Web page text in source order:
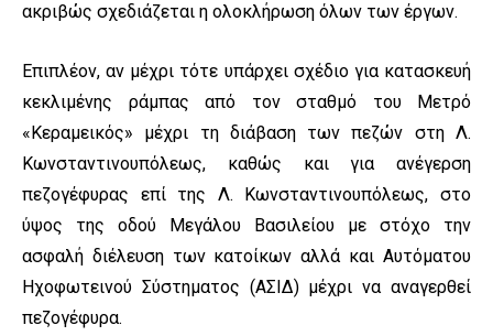
ακριβώς σχεδιάζεται η ολοκλήρωση όλων των έργων.
Επιπλέον, αν μέχρι τότε υπάρχει σχέδιο για κατασκευή
κεκλιμένης ράμπας από τον σταθμό του Μετρό
«Κεραμεικός» μέχρι τη διάβαση των πεζών στη Λ.
Κωνσταντινουπόλεως, καθώς και για ανέγερση
πεζογέφυρας επί της Λ. Κωνσταντινουπόλεως, στο
ύψος της οδού Μεγάλου Βασιλείου με στόχο την
ασφαλή διέλευση των κατοίκων αλλά και Αυτόματου
Ηχοφωτεινού Σύστηματος (ΑΣΙΔ) μέχρι να αναγερθεί
πεζογέφυρα.